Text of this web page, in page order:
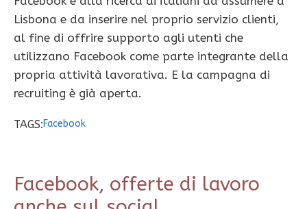
Lisbona e da inserire nel proprio servizio clienti,
al fine di offrire supporto agli utenti che
utilizzano Facebook come parte integrante della
propria attività lavorativa. E la campagna di
recruiting è già aperta.
TAGS:Facebook
Facebook, offerte di lavoro